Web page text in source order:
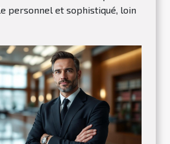
personnel et sophistiqué, loin